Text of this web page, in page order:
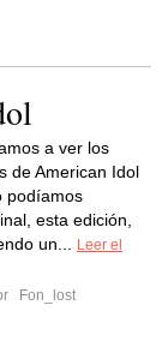
a ver los
de American Idol
podíamos
esta edición,
un...
Leer el
Fon_lost